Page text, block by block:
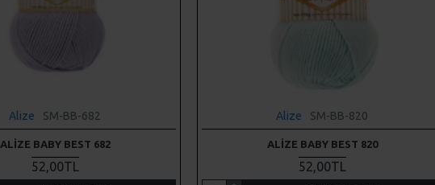
Alize SM-BB-682
ALIZE BABY BEST 682
52,00TL
Alize SM-BB-820
ALIZE BABY BEST 820
52,00TL